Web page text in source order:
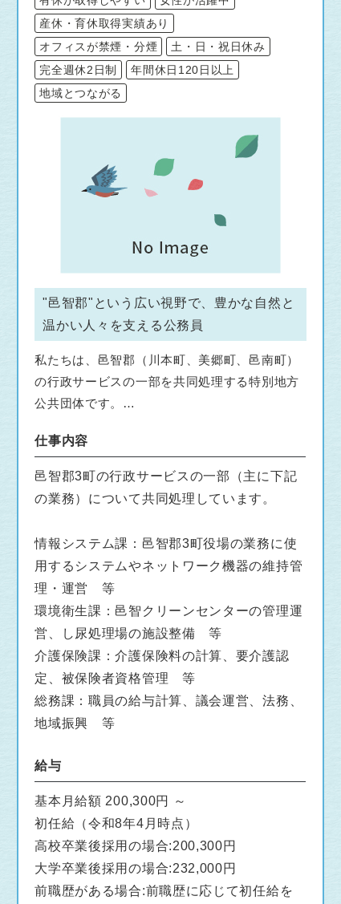
産休・育休取得実績あり
オフィスが禁煙・分煙
土・日・祝日休み
完全週休2日制
年間休日120日以上
地域とつながる
"邑智郡"という広い視野で、豊かな自然と
温かい人々を支える公務員
私たちは、邑智郡（川本町、美郷町、邑南町）
の行政サービスの一部を共同処理する特別地方
公共団体です。
【申込期間】令和8年6月1日（月）から8月17日
（月）まで
下記、邑智郡総合事務組合のホームページ＞採
※本サイトの「応募する」ボタンからは応募で
きませんので、ご注意ください
仕事内容
邑智郡3町の行政サービスの一部（主に下記
の業務）について共同処理しています。
情報システム課：邑智郡3町役場の業務に使
用するシステムやネットワーク機器の維持管
理・運営 等
環境衛生課：邑智クリーンセンターの管理運
営、し尿処理場の施設整備 等
介護保険課：介護保険料の計算、要介護認
定、被保険者資格管理 等
総務課：職員の給与計算、議会運営、法務、
地域振興 等
給与
基本月給額 200,300円 ～
初任給（令和8年4月時点）
高校卒業後採用の場合:200,300円
大学卒業後採用の場合:232,000円
前職歴がある場合:前職歴に応じて初任給を